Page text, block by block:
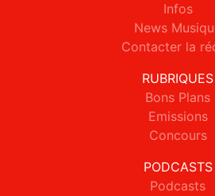
Infos
News
Contacter la
RUBRIQUES
Bons Plans
Emissions
Concours
PODCASTS
Podcasts